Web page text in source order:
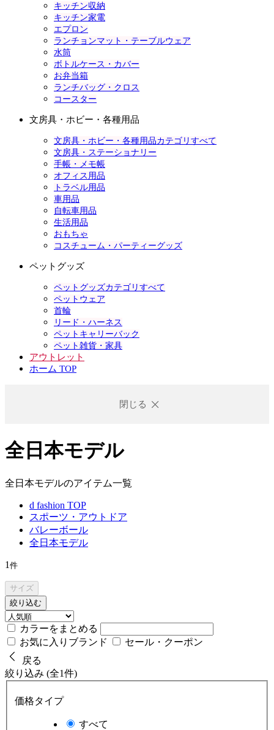
キッチン収納
キッチン家電
エプロン
ランチョンマット・テーブルウェア
水筒
ボトルケース・カバー
お弁当箱
ランチバッグ・クロス
コースター
文房具・ホビー・各種用品
文房具・ホビー・各種用品カテゴリすべて
文房具・ステーショナリー
手帳・メモ帳
オフィス用品
トラベル用品
車用品
自転車用品
生活用品
おもちゃ
コスチューム・パーティーグッズ
ペットグッズ
ペットグッズカテゴリすべて
ペットウェア
首輪
リード・ハーネス
ペットキャリーバック
ペット雑貨・家具
アウトレット
ホーム TOP
閉じる
全日本モデル
全日本モデルのアイテム一覧
d fashion TOP
スポーツ・アウトドア
バレーボール
全日本モデル
1 件
サイズ
絞り込む
カラーをまとめる
お気に入りブランド
セール・クーポン
戻る
絞り込み (全1件)
価格タイプ
すべて